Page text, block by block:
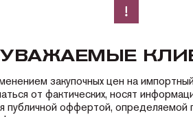
УВАЖАЕМЫЕ
закупочных цен на
от фактических, носят
публичной оффертой,